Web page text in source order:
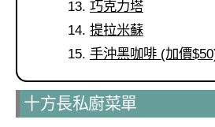
巧克力塔
提拉米蘇
手沖黑咖啡 (加價
十方長私廚菜單